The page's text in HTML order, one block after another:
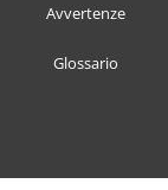
Avvertenze
Glossario